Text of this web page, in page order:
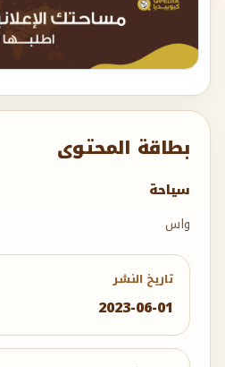
بطاقة المحتوى
سياحة
واس
تاريخ النشر
2023-06-01